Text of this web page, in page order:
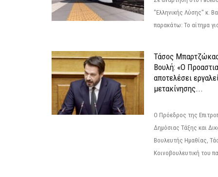
"Ελληνικής Λύσης" κ.
παρακάτω: Το αίτημα
Τάσος
Βουλή: «Ο
αποτελέσει
μετακίνησης...
Ο Πρόεδρος της
Δημόσιας Τάξης και
Βουλευτής Ημαθίας,
Κοινοβουλευτική του